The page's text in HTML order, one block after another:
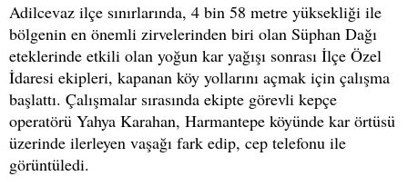
Adilcevaz ilçe sınırlarında, 4 bin 58 metre yüksekliği ile
bölgenin en önemli zirvelerinden biri olan Süphan Dağı
eteklerinde etkili olan yoğun kar yağışı sonrası İlçe Özel
İdaresi ekipleri, kapanan köy yollarını açmak için çalışma
başlattı. Çalışmalar sırasında ekipte görevli kepçe
operatörü Yahya Karahan, Harmantepe köyünde kar örtüsü
üzerinde ilerleyen vaşağı fark edip, cep telefonu ile
görüntüledi.